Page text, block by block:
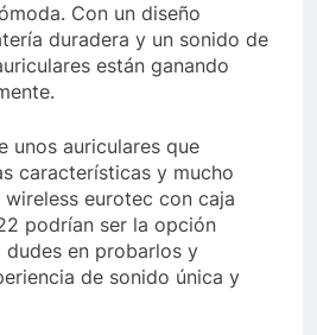
Con un diseño
duradera y un sonido de
están ganando
unos auriculares que
características y mucho
wireless eurotec con caja
podrían ser la opción
en probarlos y
de sonido única y